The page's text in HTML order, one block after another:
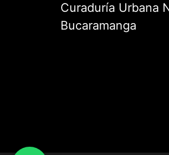
Curaduría Urbana
Bucaramanga